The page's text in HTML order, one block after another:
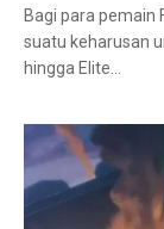
Bagi para pemain
suatu keharusan
hingga Elite…